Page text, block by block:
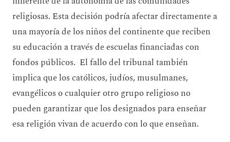
religiosas. Esta decisión podría afectar directamente a
una mayoría de los niños del continente que reciben
su educación a través de escuelas financiadas con
fondos públicos. El fallo del tribunal también
implica que los católicos, judíos, musulmanes,
evangélicos o cualquier otro grupo religioso no
pueden garantizar que los designados para enseñar
esa religión vivan de acuerdo con lo que enseñan.